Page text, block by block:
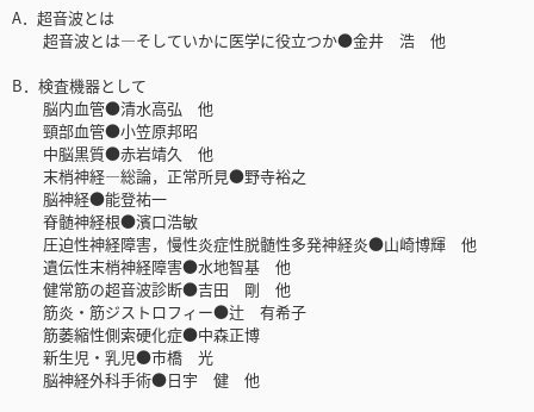
A．超音波とは
超音波とは―そしていかに医学に役立つか●金井 浩 他
B．検査機器として
脳内血管●清水高弘 他
頸部血管●小笠原邦昭
中脳黒質●赤岩靖久 他
末梢神経―総論，正常所見●野寺裕之
脳神経●能登祐一
脊髄神経根●濱口浩敏
圧迫性神経障害，慢性炎症性脱髄性多発神経炎●山崎博輝 他
遺伝性末梢神経障害●水地智基 他
健常筋の超音波診断●吉田 剛 他
筋炎・筋ジストロフィー●辻 有希子
筋萎縮性側索硬化症●中森正博
新生児・乳児●市橋 光
脳神経外科手術●日宇 健 他